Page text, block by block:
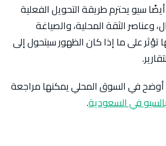
سيو يحترم طريقة التحويل الفعلية
الثقة المحلية، والصياغة
تؤثر على ما إذا كان الظهور سيتحول إلى
أوضح في السوق المحلي يمكنها مراجعة
في السعودية.